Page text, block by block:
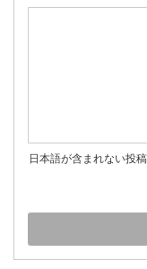
日本語が含まれない投